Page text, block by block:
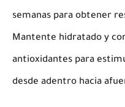
semanas para obtener
Mantente hidratado y
antioxidantes para
desde adentro hacia